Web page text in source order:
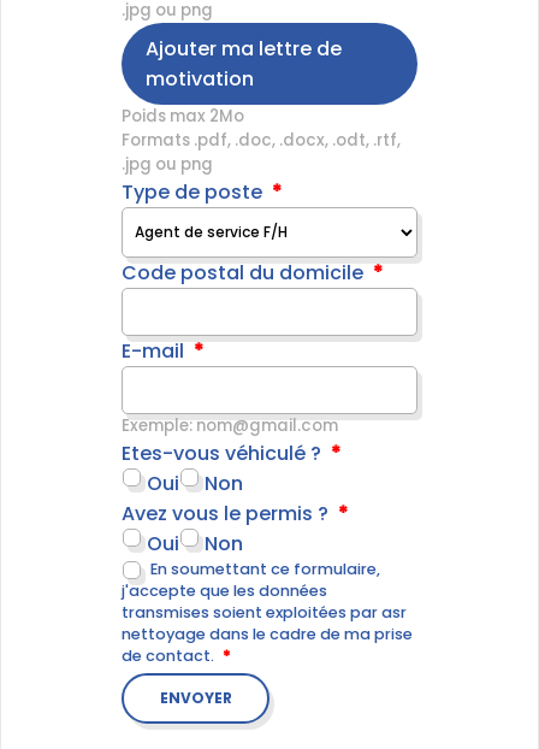
.jpg ou png
Ajouter ma lettre de
motivation
Poids max 2Mo
Formats .pdf, .doc, .docx, .odt, .rtf,
.jpg ou png
Type de poste
Code postal du domicile
E-mail
Exemple: nom@gmail.com
Etes-vous véhiculé ?
Oui
Non
Avez vous le permis ?
Oui
Non
En soumettant ce formulaire,
j'accepte que les données
transmises soient exploitées par asr
nettoyage dans le cadre de ma prise
de contact.